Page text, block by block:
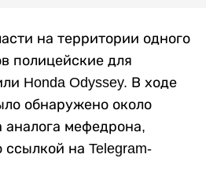
на территории одного
полицейские для
Honda Odyssey. В ходе
обнаружено около
аналога мефедрона,
ссылкой на Telegram-